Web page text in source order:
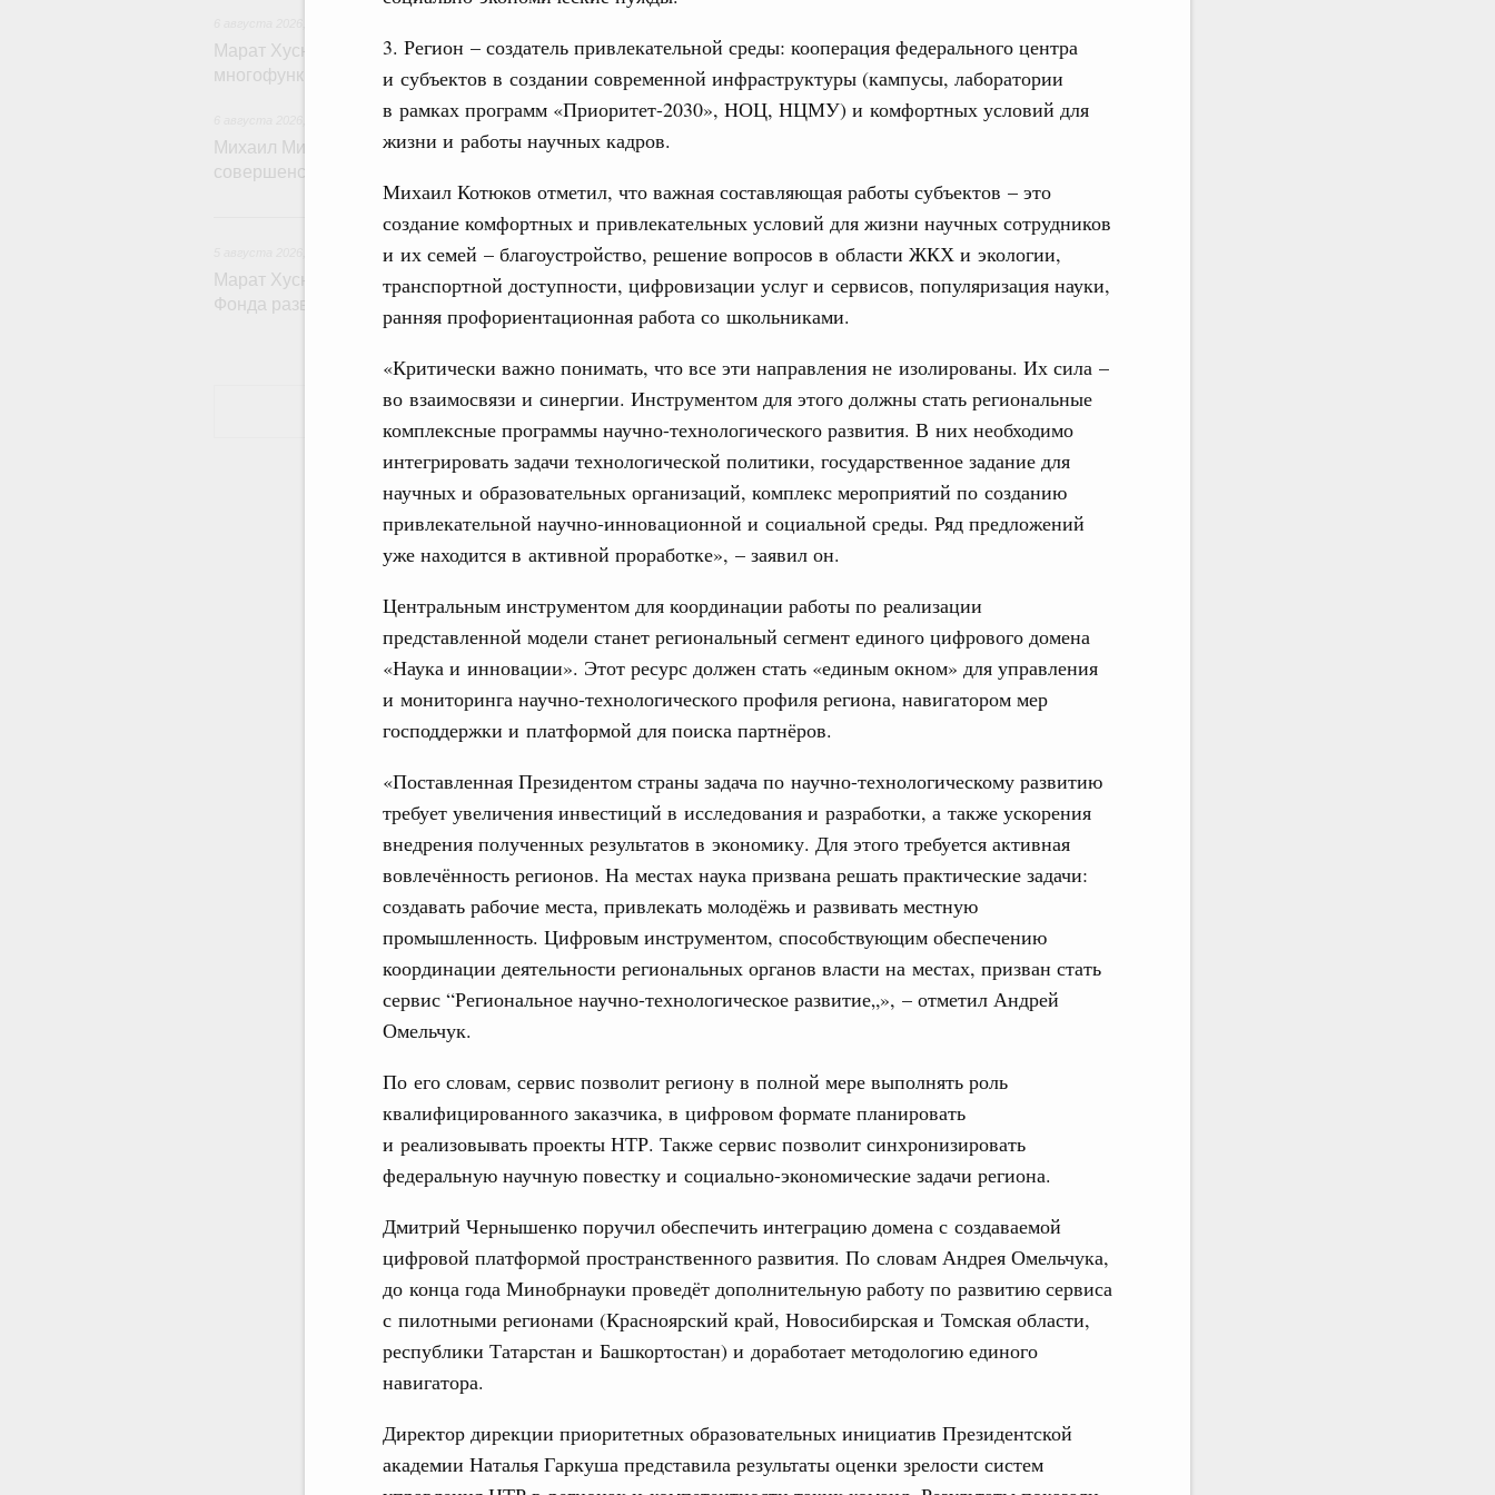
3. Регион – создатель привлекательной среды: кооперация федерального центра
и субъектов в создании современной инфраструктуры (кампусы, лаборатории
в рамках программ «Приоритет-2030», НОЦ, НЦМУ) и комфортных условий для
жизни и работы научных кадров.
Михаил Котюков отметил, что важная составляющая работы субъектов – это
создание комфортных и привлекательных условий для жизни научных сотрудников
и их семей – благоустройство, решение вопросов в области ЖКХ и экологии,
транспортной доступности, цифровизации услуг и сервисов, популяризация науки,
ранняя профориентационная работа со школьниками.
«Критически важно понимать, что все эти направления не изолированы. Их сила –
во взаимосвязи и синергии. Инструментом для этого должны стать региональные
комплексные программы научно-технологического развития. В них необходимо
интегрировать задачи технологической политики, государственное задание для
научных и образовательных организаций, комплекс мероприятий по созданию
привлекательной научно-инновационной и социальной среды. Ряд предложений
уже находится в активной проработке», – заявил он.
Центральным инструментом для координации работы по реализации
представленной модели станет региональный сегмент единого цифрового домена
«Наука и инновации». Этот ресурс должен стать «единым окном» для управления
и мониторинга научно-технологического профиля региона, навигатором мер
господдержки и платформой для поиска партнёров.
«Поставленная Президентом страны задача по научно-технологическому развитию
требует увеличения инвестиций в исследования и разработки, а также ускорения
внедрения полученных результатов в экономику. Для этого требуется активная
вовлечённость регионов. На местах наука призвана решать практические задачи:
создавать рабочие места, привлекать молодёжь и развивать местную
промышленность. Цифровым инструментом, способствующим обеспечению
координации деятельности региональных органов власти на местах, призван стать
сервис “Региональное научно-технологическое развитие„», – отметил Андрей
Омельчук.
По его словам, сервис позволит региону в полной мере выполнять роль
квалифицированного заказчика, в цифровом формате планировать
и реализовывать проекты НТР. Также сервис позволит синхронизировать
федеральную научную повестку и социально-экономические задачи региона.
Дмитрий Чернышенко поручил обеспечить интеграцию домена с создаваемой
цифровой платформой пространственного развития. По словам Андрея Омельчука,
до конца года Минобрнауки проведёт дополнительную работу по развитию сервиса
с пилотными регионами (Красноярский край, Новосибирская и Томская области,
республики Татарстан и Башкортостан) и доработает методологию единого
навигатора.
Директор дирекции приоритетных образовательных инициатив Президентской
академии Наталья Гаркуша представила результаты оценки зрелости систем
Марат Хуснуллин: На двух скоростных трассах открылись
многофункциональные зоны дорожного сервиса
Технологическое развитие. Инновации
Михаил Мишустин дал поручения по итогам стратегической сессии о
совершенствовании системы управления научно-технологическим развитием
5 августа, среда
Жилищно-коммунальное хозяйство
Марат Хуснуллин: Более 4,3 тыс. объектов ЖКХ обновлено в России при участии
Фонда развития территорий
Показать еще